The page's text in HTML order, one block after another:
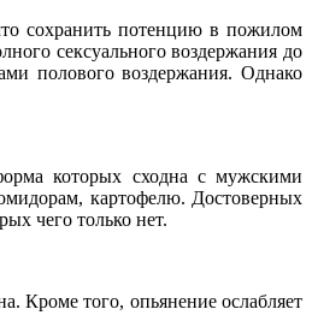
сохранить потенцию в пожилом
сексуального воздержания до
полового воздержания. Однако
которых сходна с мужскими
картофелю. Достоверных
чего только нет.
Кроме того, опьянение ослабляет